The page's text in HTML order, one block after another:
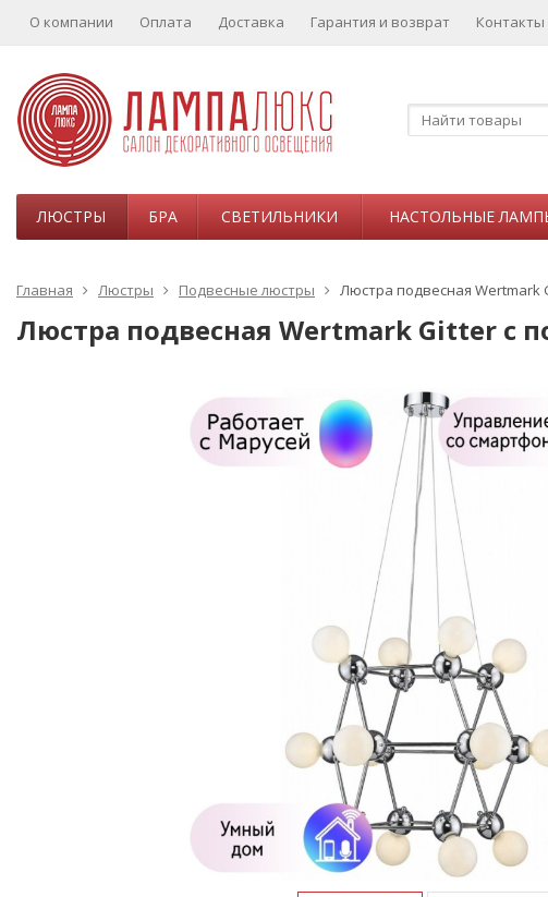
О компании Оплата Доставка Гарантия и возврат Контакты
ЛЮСТРЫ БРА СВЕТИЛЬНИКИ НАСТОЛЬНЫЕ
Главная Люстры Подвесные люстры Люстра подвесная Wertmark
Люстра подвесная Wertmark Gitter с